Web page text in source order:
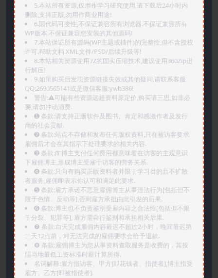
5.本站所有资源,仅用作学习研究使用,请下载后24小时内
删除,支持正版,勿用作商业用途!
6.因代码可变性,不保证兼容所有浏览器.不保证兼容所有
WP版本.不保证兼容您安装的其他源码!
7.本站保证所有源码(WP主题或插件)的完整性,但不含授权
许可.帮助文档.XML文件/PSD/后续升级等!
8.本站相关资源使用7Z的固实压缩技术,建议使用360Zip进
行解压!
9.如果购买后发现资源链接失效或其他疑问,请联系客服
QQ:2690565141或是微信客服:ywb386!
警告:⚠️可能有些资源远超资料原定价,购买请三思,如非必
要,请勿冲动消费.
➊️ 条款:请支持正版软件及图书。肯定和感激作者及发行
商的社会贡献.
➋️ 条款:站点不存储和发布任何版权资料,只在被访客要求
雇佣后才会在其指示下处理要求的相关内容.
➌️ 条款:向博主支付任何费用都意味着在访客的主观意识
下雇佣博主,形成博主受雇于访客的劳务关系.
➍️ 条款:只向有购买正版资料者并限于学习目的且不扩散
者服务,雇佣即表示你认可和满足此要求.
➎ 条款:雇方承诺不恶意雇佣博主从事违法行为[包括但不
限于色情、反动等],否则雇方承担由此引发的后果.
➏️ 条款:博主也不负责鉴别受雇内容之合法性[包括但不限
于分裂、犯罪等], 雇方需自行鉴别和承担相关后果.
❼ 条款:白天完成雇佣内容最迟不超过2小时，晚间最迟第
二天12点前，对无法完成的雇佣要求会给予退款.
❽ 条款:雇佣博主为您从事资料查取服务是收费的，其按
照当地最低工资标准时薪计算所得.
名词解释:雇方指访客、甲方[即花钱者、指使者],博主指受
雇方、乙方[即被指使者].